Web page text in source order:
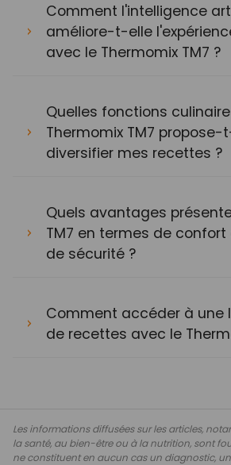
Comment l'intelligence
améliore-t-elle
avec le Thermomix TM7 ?
Quelles fonctions
Thermomix TM7 propose-
diversifier mes recettes ?
Quels avantages
TM7 en termes de
de sécurité ?
Comment accéder à une
de recettes avec le
Les informations diffusées sur les articles,
la santé, au bien-être ou à la nutrition, sont
ne constituent en aucun cas un diagnostic,